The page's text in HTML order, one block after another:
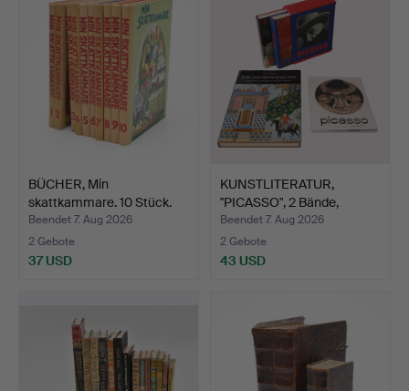
BÜCHER, Min
skattkammare. 10 Stück.
Beendet 7. Aug 2026
2 Gebote
37 USD
KUNSTLITERATUR,
"PICASSO", 2 Bände,
Carste…
Beendet 7. Aug 2026
2 Gebote
43 USD